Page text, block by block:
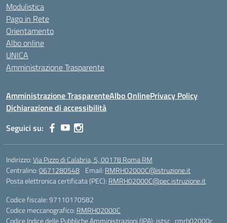
Modulistica
Pago in Rete
Orientamento
Albo online
UNICA
Amministrazione Trasparente
Amministrazione TrasparenteAlbo OnlinePrivacy Policy
Dichiarazione di accessibilità
Seguici su:
Indirizzo:Via Pizzo di Calabria, 5, 00178 Roma RM
Centralino:0671280548 Email: RMRH02000C@istruzione.it
Posta elettronica certificata (PEC): RMRH02000C@pec.istruzione.it
Codice fiscale: 97110170582
Codice meccanografico: RMRH02000C
Codice Indice delle Pubbliche Amministrazioni (IPA): istsc_rmrh02000c